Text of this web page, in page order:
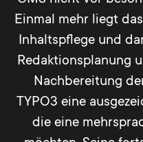
nach realisiert
nimmt sich nur
pflegt diesen in
übersetzt
können die
gehen. Schritt für
kontinuierliche
vernachlässigter,
Punkt und zugleich
migrierte Inhalte
redaktionelle
Dies gilt umso
Übersetzung,
Einmal mehr liegt
Inhaltspflege und
Redaktionsplanung
Nachbereitung
TYPO3 eine
die eine